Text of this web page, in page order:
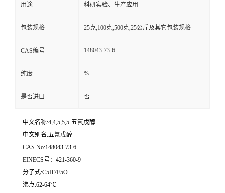
用途 科研实验、生产应用
包装规格 25克,100克,500克,25公斤及其它包装规格
CAS编号 148043-73-6
纯度 %
是否进口 否
中文名称:4,4,5,5,5-五氟戊醇
中文别名:五氟戊醇
CAS No:148043-73-6
EINECS号：421-360-9
分子式:C5H7F5O
沸点:62-64℃